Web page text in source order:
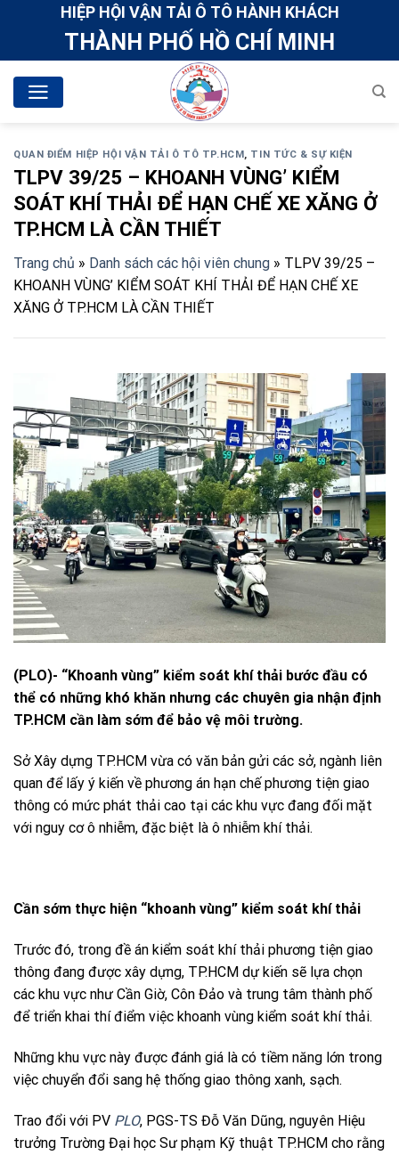
HIỆP HỘI VẬN TẢI Ô TÔ HÀNH KHÁCH
THÀNH PHỐ HỒ CHÍ MINH
QUAN ĐIỂM HIỆP HỘI VẬN TẢI Ô TÔ TP.HCM, TIN TỨC & SỰ KIỆN
TLPV 39/25 – KHOANH VÙNG’ KIỂM
SOÁT KHÍ THẢI ĐỂ HẠN CHẾ XE XĂNG Ở
TP.HCM LÀ CẦN THIẾT
Trang chủ » Danh sách các hội viên chung » TLPV 39/25 –
KHOANH VÙNG’ KIỂM SOÁT KHÍ THẢI ĐỂ HẠN CHẾ XE
XĂNG Ở TP.HCM LÀ CẦN THIẾT
(PLO)- “Khoanh vùng” kiểm soát khí thải bước đầu có
thể có những khó khăn nhưng các chuyên gia nhận định
TP.HCM cần làm sớm để bảo vệ môi trường.
Sở Xây dựng TP.HCM vừa có văn bản gửi các sở, ngành liên
quan để lấy ý kiến về phương án hạn chế phương tiện giao
thông có mức phát thải cao tại các khu vực đang đối mặt
với nguy cơ ô nhiễm, đặc biệt là ô nhiễm khí thải.
Cần sớm thực hiện “khoanh vùng” kiểm soát khí thải
Trước đó, trong đề án kiểm soát khí thải phương tiện giao
thông đang được xây dựng, TP.HCM dự kiến sẽ lựa chọn
các khu vực như Cần Giờ, Côn Đảo và trung tâm thành phố
để triển khai thí điểm việc khoanh vùng kiểm soát khí thải.
Những khu vực này được đánh giá là có tiềm năng lớn trong
việc chuyển đổi sang hệ thống giao thông xanh, sạch.
Trao đổi với PV PLO, PGS-TS Đỗ Văn Dũng, nguyên Hiệu
trưởng Trường Đại học Sư phạm Kỹ thuật TP.HCM cho rằng